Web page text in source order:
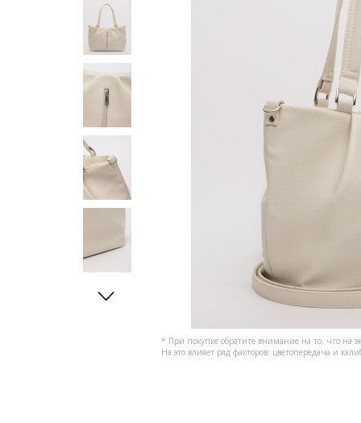
* При покупке обратите внимание на то, что на
На это влияет ряд факторов: цветопередача и